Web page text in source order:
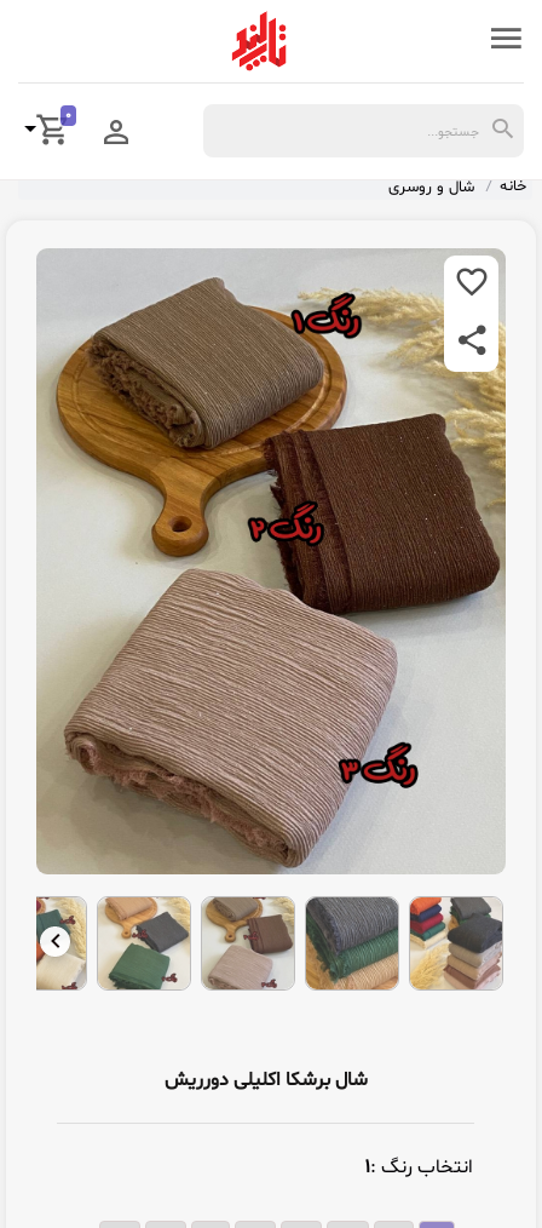
0
خانه شال و روسری
شال برشکا اکلیلی دورریش
انتخاب رنگ :۱